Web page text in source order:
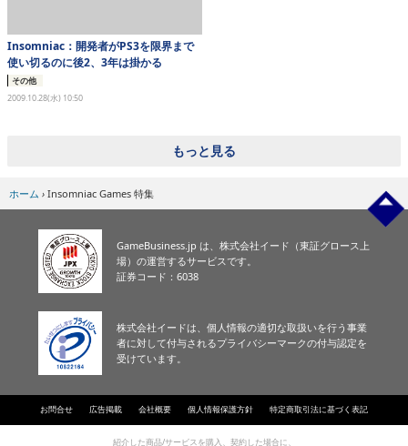
Insomniac：開発者がPS3を限界まで
使い切るのに後2、3年は掛かる
その他
2009.10.28(水) 10:50
もっと見る
ホーム › Insomniac Games 特集
GameBusiness.jp は、株式会社イード（東証グロース上
場）の運営するサービスです。
証券コード：6038
株式会社イードは、個人情報の適切な取扱いを行う事業
者に対して付与されるプライバシーマークの付与認定を
受けています。
お問合せ 広告掲載 会社概要 個人情報保護方針 特定商取引法に基づく表記
紹介した商品/サービスを購入、契約した場合に、